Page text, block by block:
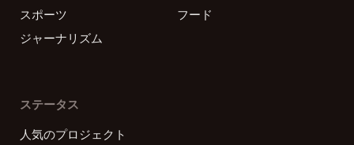
スポーツ
フード
ジャーナリズム
ステータス
人気のプロジェクト